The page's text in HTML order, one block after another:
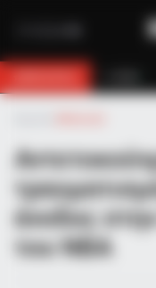
άνοδος
του ΝΒΑ